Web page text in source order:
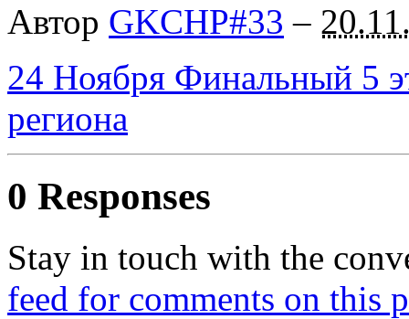
Автор GKCHP#33 –
24 Ноября Финальный 5
региона
0 Responses
Stay in touch with the
feed for comments on this